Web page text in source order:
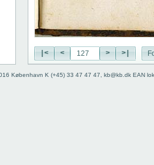
|< < > >|
København K (+45) 33 47 47 47, kb@kb.dk EAN